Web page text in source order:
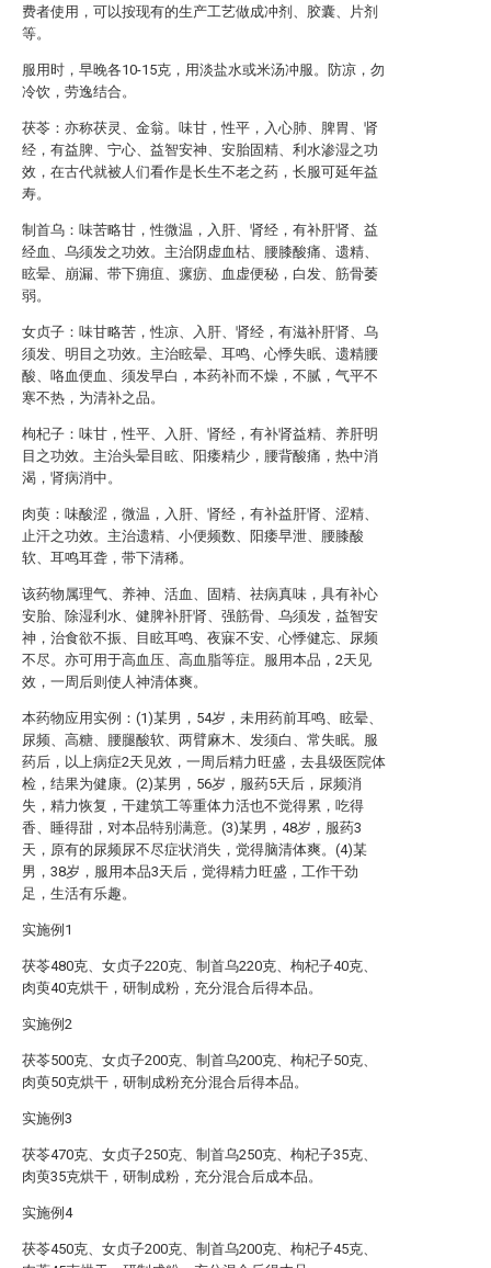
费者使用，可以按现有的生产工艺做成冲剂、胶囊、片剂
等。
服用时，早晚各10-15克，用淡盐水或米汤冲服。防凉，勿
冷饮，劳逸结合。
茯苓：亦称茯灵、金翁。味甘，性平，入心肺、脾胃、肾
经，有益脾、宁心、益智安神、安胎固精、利水渗湿之功
效，在古代就被人们看作是长生不老之药，长服可延年益
寿。
制首乌：味苦略甘，性微温，入肝、肾经，有补肝肾、益
经血、乌须发之功效。主治阴虚血枯、腰膝酸痛、遗精、
眩晕、崩漏、带下痈疽、瘰疬、血虚便秘，白发、筋骨萎
弱。
女贞子：味甘略苦，性凉、入肝、肾经，有滋补肝肾、乌
须发、明目之功效。主治眩晕、耳鸣、心悸失眠、遗精腰
酸、咯血便血、须发早白，本药补而不燥，不腻，气平不
寒不热，为清补之品。
枸杞子：味甘，性平、入肝、肾经，有补肾益精、养肝明
目之功效。主治头晕目眩、阳痿精少，腰背酸痛，热中消
渴，肾病消中。
肉萸：味酸涩，微温，入肝、肾经，有补益肝肾、涩精、
止汗之功效。主治遗精、小便频数、阳痿早泄、腰膝酸
软、耳鸣耳聋，带下清稀。
该药物属理气、养神、活血、固精、祛病真味，具有补心
安胎、除湿利水、健脾补肝肾、强筋骨、乌须发，益智安
神，治食欲不振、目眩耳鸣、夜寐不安、心悸健忘、尿频
不尽。亦可用于高血压、高血脂等症。服用本品，2天见
效，一周后则使人神清体爽。
本药物应用实例：(1)某男，54岁，未用药前耳鸣、眩晕、
尿频、高糖、腰腿酸软、两臂麻木、发须白、常失眠。服
药后，以上病症2天见效，一周后精力旺盛，去县级医院体
检，结果为健康。(2)某男，56岁，服药5天后，尿频消
失，精力恢复，干建筑工等重体力活也不觉得累，吃得
香、睡得甜，对本品特别满意。(3)某男，48岁，服药3
天，原有的尿频尿不尽症状消失，觉得脑清体爽。(4)某
男，38岁，服用本品3天后，觉得精力旺盛，工作干劲
足，生活有乐趣。
实施例1
茯苓480克、女贞子220克、制首乌220克、枸杞子40克、
肉萸40克烘干，研制成粉，充分混合后得本品。
实施例2
茯苓500克、女贞子200克、制首乌200克、枸杞子50克、
肉萸50克烘干，研制成粉充分混合后得本品。
实施例3
茯苓470克、女贞子250克、制首乌250克、枸杞子35克、
肉萸35克烘干，研制成粉，充分混合后成本品。
实施例4
茯苓450克、女贞子200克、制首乌200克、枸杞子45克、